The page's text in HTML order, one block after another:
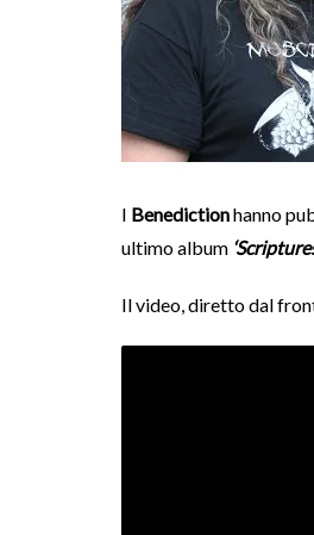
I Benedictionhanno
ultimo album
Il video, diretto dal